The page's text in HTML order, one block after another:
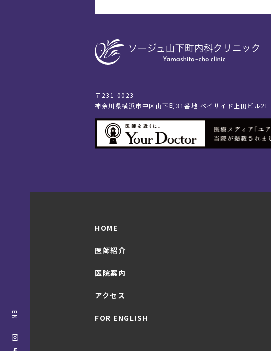
EN
〒231-0023
神奈川県横浜市中区山下町31番地 ベイサイド上田ビル2F
HOME
医師紹介
医院案内
アクセス
FOR ENGLISH